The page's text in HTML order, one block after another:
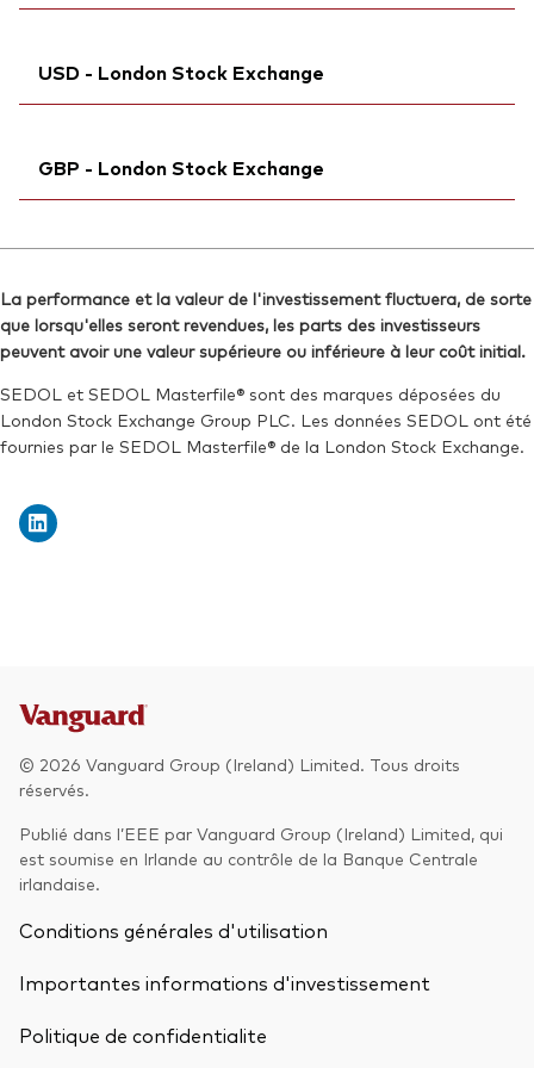
ISIN:
IE00BFMXYX26
Reuters:VJPA.DE
Exchange ticker:VJPA
Reuters:
VJPAN.BIV
SEDOL:BL1FVL8
USD - London Stock Exchange
Bloomberg:VJPA LN
Reuters:VGVJPA.L
SEDOL:BJGTMW9
Exchange ticker:VJPA
GBP - London Stock Exchange
ISIN:IE00BFMXYX26
Reuters:VJPB.L
SEDOL: BJGTMX0
Exchange ticker:VJPB
La performance et la valeur de l'investissement fluctuera, de sorte
que lorsqu'elles seront revendues, les parts des investisseurs
peuvent avoir une valeur supérieure ou inférieure à leur coût initial.
SEDOL et SEDOL Masterfile® sont des marques déposées du
London Stock Exchange Group PLC. Les données SEDOL ont été
fournies par le SEDOL Masterfile® de la London Stock Exchange.
© 2026 Vanguard Group (Ireland) Limited. Tous droits
réservés.
Publié dans l’EEE par Vanguard Group (Ireland) Limited, qui
est soumise en Irlande au contrôle de la Banque Centrale
irlandaise.
Conditions générales d'utilisation
Importantes informations d'investissement
Politique de confidentialite